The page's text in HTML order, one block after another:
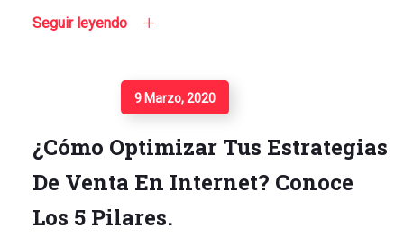
Seguir leyendo
9 Marzo, 2020
¿Cómo Optimizar Tus Estrategias
De Venta En Internet? Conoce
Los 5 Pilares.